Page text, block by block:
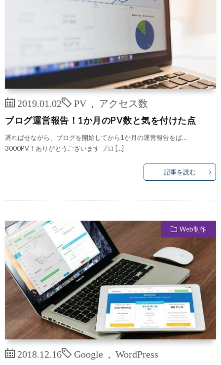
2019.01.02 PV アクセス数
ブログ運営報告！1か月のPV数と気を付けた点
遅ればせながら、ブログを開始してから1か月の運営報告をば…
3000PV！ありがとうございます ブロ […]
記事を読む
Web制作
2018.12.16 Google WordPress